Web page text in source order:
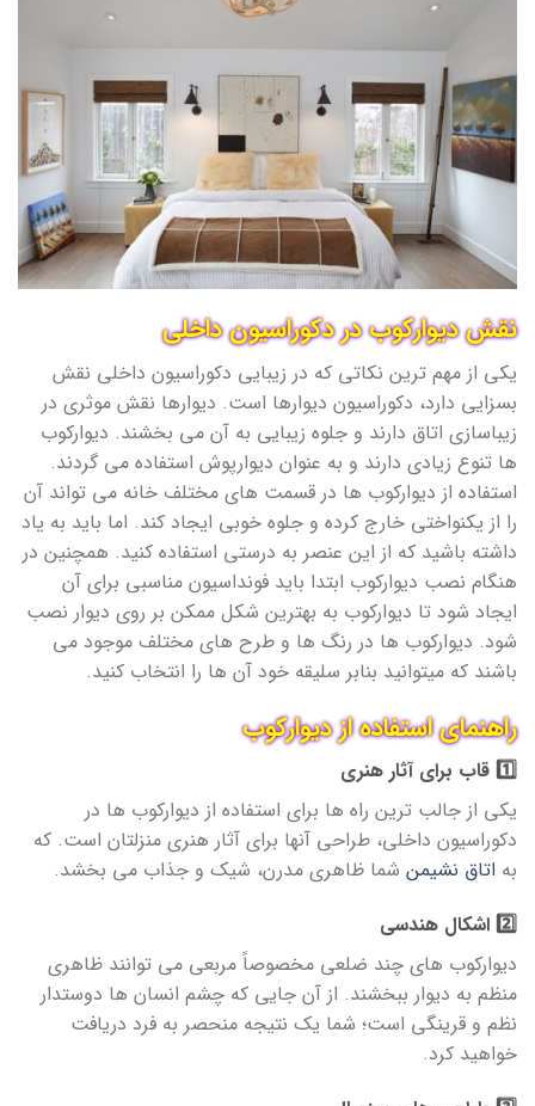
نقش دیوارکوب در دکوراسیون داخلی
یکی از مهم ترین نکاتی که در زیبایی دکوراسیون داخلی نقش
بسزایی دارد، دکوراسیون دیوارها است. دیوارها نقش موثری در
زیباسازی اتاق دارند و جلوه زیبایی به آن می بخشند. دیوارکوب
ها تنوع زیادی دارند و به عنوان دیوارپوش استفاده می گردند.
استفاده از دیوارکوب ها در قسمت های مختلف خانه می تواند آن
را از یکنواختی خارج کرده و جلوه خوبی ایجاد کند. اما باید به یاد
داشته باشید که از این عنصر به درستی استفاده کنید. همچنین در
هنگام نصب دیوارکوب ابتدا باید فونداسیون مناسبی برای آن
ایجاد شود تا دیوارکوب به بهترین شکل ممکن بر روی دیوار نصب
شود. دیوارکوب ها در رنگ ها و طرح های مختلف موجود می
باشند که میتوانید بنابر سلیقه خود آن ها را انتخاب کنید.
راهنمای استفاده از دیوارکوب
1️⃣ قاب برای آثار هنری
یکی از جالب ترین راه ها برای استفاده از دیوارکوب ها در
دکوراسیون داخلی، طراحی آنها برای آثار هنری منزلتان است. که
به اتاق نشیمن شما ظاهری مدرن، شیک و جذاب می بخشد.
2️⃣ اشکال هندسی
دیوارکوب های چند ضلعی مخصوصاً مربعی می توانند ظاهری
منظم به دیوار ببخشند. از آن جایی که چشم انسان ها دوستدار
نظم و قرینگی است؛ شما یک نتیجه منحصر به فرد دریافت
خواهید کرد.